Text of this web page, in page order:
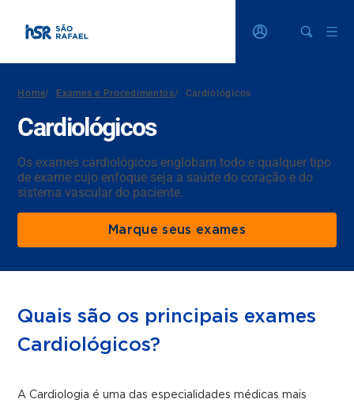
Home/ Exames e Procedimentos/ Cardiológicos
Cardiológicos
Os exames cardiológicos englobam todo e qualquer tipo
de exame cujo enfoque seja a saúde do coração e do
sistema vascular do paciente.
Marque seus exames
Quais são os principais exames
Cardiológicos?
A Cardiologia é uma das especialidades médicas mais